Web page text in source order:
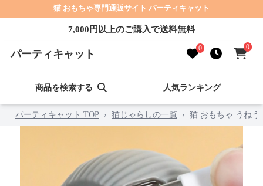
猫 おもちゃ専門通販サイト パーティキャット
7,000円以上のご購入で送料無料
パーティキャット 0 0
商品を検索する 人気ランキング
パーティキャット TOP › 猫じゃらしの一覧 › 猫 おもちゃ うねう